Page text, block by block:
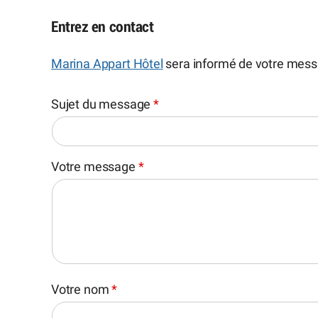
Entrez en contact
Marina Appart Hôtel sera informé de votre
Sujet du message*
Votre message *
Votre nom*